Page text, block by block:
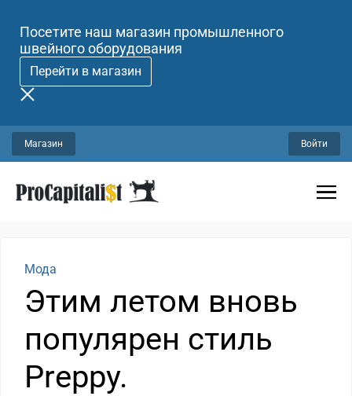
Посетите наш магазин промышленного
швейного оборудования
Перейти в магазин
Магазин Войти
Мода
Этим летом вновь
популярен стиль
Preppy.